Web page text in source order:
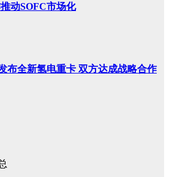
动SOFC市场化
布全新氢电重卡 双方达成战略合作